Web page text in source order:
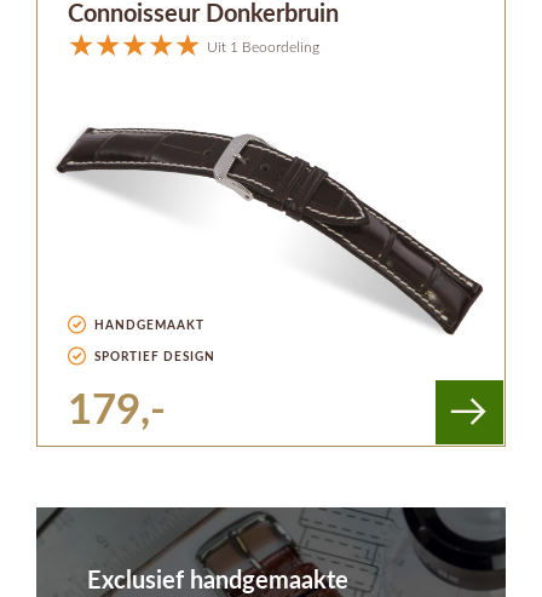
Connoisseur Donkerbruin
Uit 1 Beoordeling
HANDGEMAAKT
SPORTIEF DESIGN
179,-
Exclusief handgemaakte